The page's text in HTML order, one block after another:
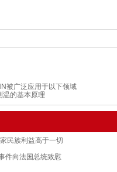
被广泛应用于以下领域
温的基本原理
民族利益高于一切
件向法国总统致慰